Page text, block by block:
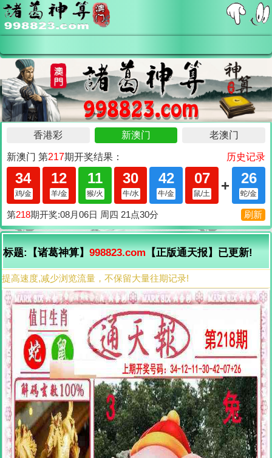
标题:【诸葛神算】 998823.com 【正版通天报】已更新!
提高速度,减少浏览流量，不保留大量往期记录!